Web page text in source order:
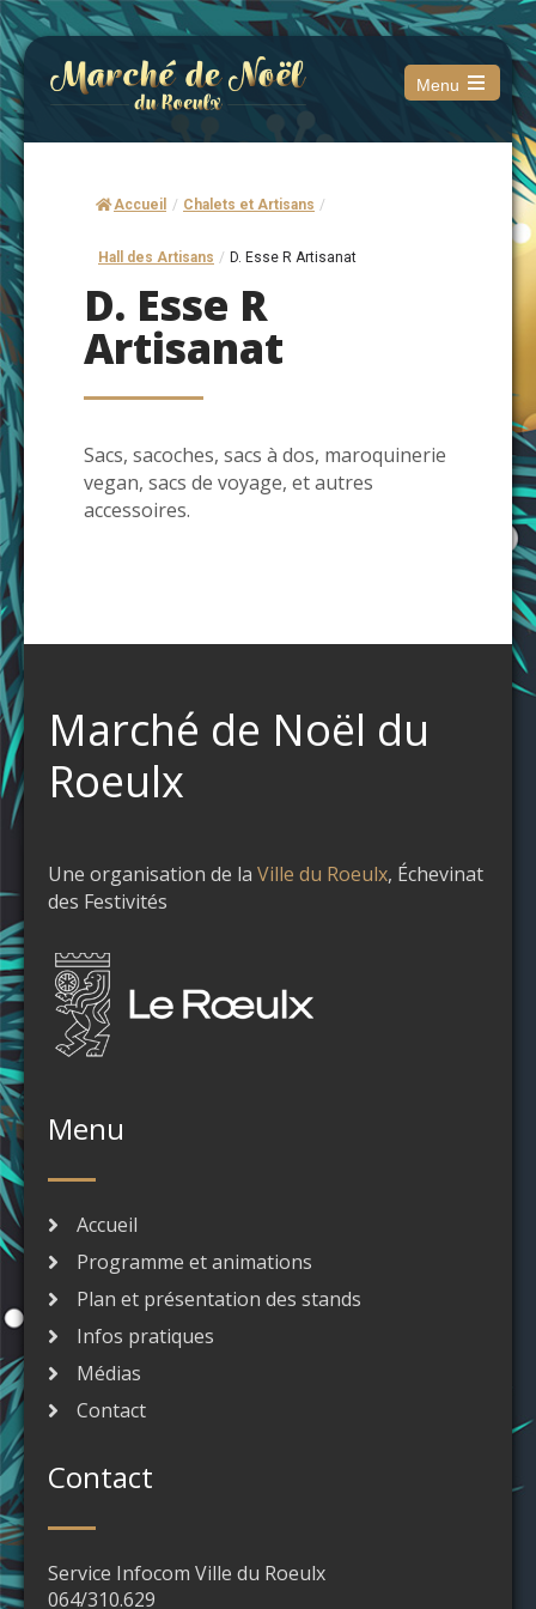
Menu
Open
main
Accueil / Chalets et Artisans /
Hall des Artisans / D. Esse R Artisanat
D. Esse R
Artisanat
Sacs, sacoches, sacs à dos, maroquinerie
vegan, sacs de voyage, et autres
accessoires.
Marché de Noël du
Roeulx
Une organisation de la Ville du Roeulx, Échevinat
des Festivités
Menu
Accueil
Programme et animations
Plan et présentation des stands
Infos pratiques
Médias
Contact
Contact
Service Infocom Ville du Roeulx
064/310.629